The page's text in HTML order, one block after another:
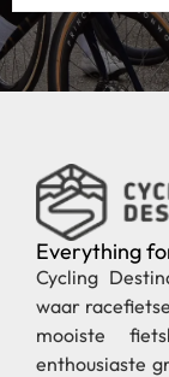
Everything
Cycling
waar
mooiste
enthousiaste